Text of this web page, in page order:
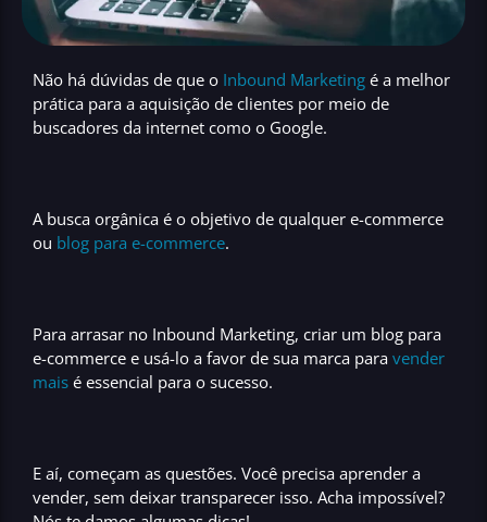
Não há dúvidas de que o Inbound Marketing é a melhor
prática para a aquisição de clientes por meio de
buscadores da internet como o Google.
A busca orgânica é o objetivo de qualquer e-commerce
ou blog para e-commerce.
Para arrasar no Inbound Marketing, criar um blog para
e-commerce e usá-lo a favor de sua marca para vender
mais é essencial para o sucesso.
E aí, começam as questões. Você precisa aprender a
vender, sem deixar transparecer isso. Acha impossível?